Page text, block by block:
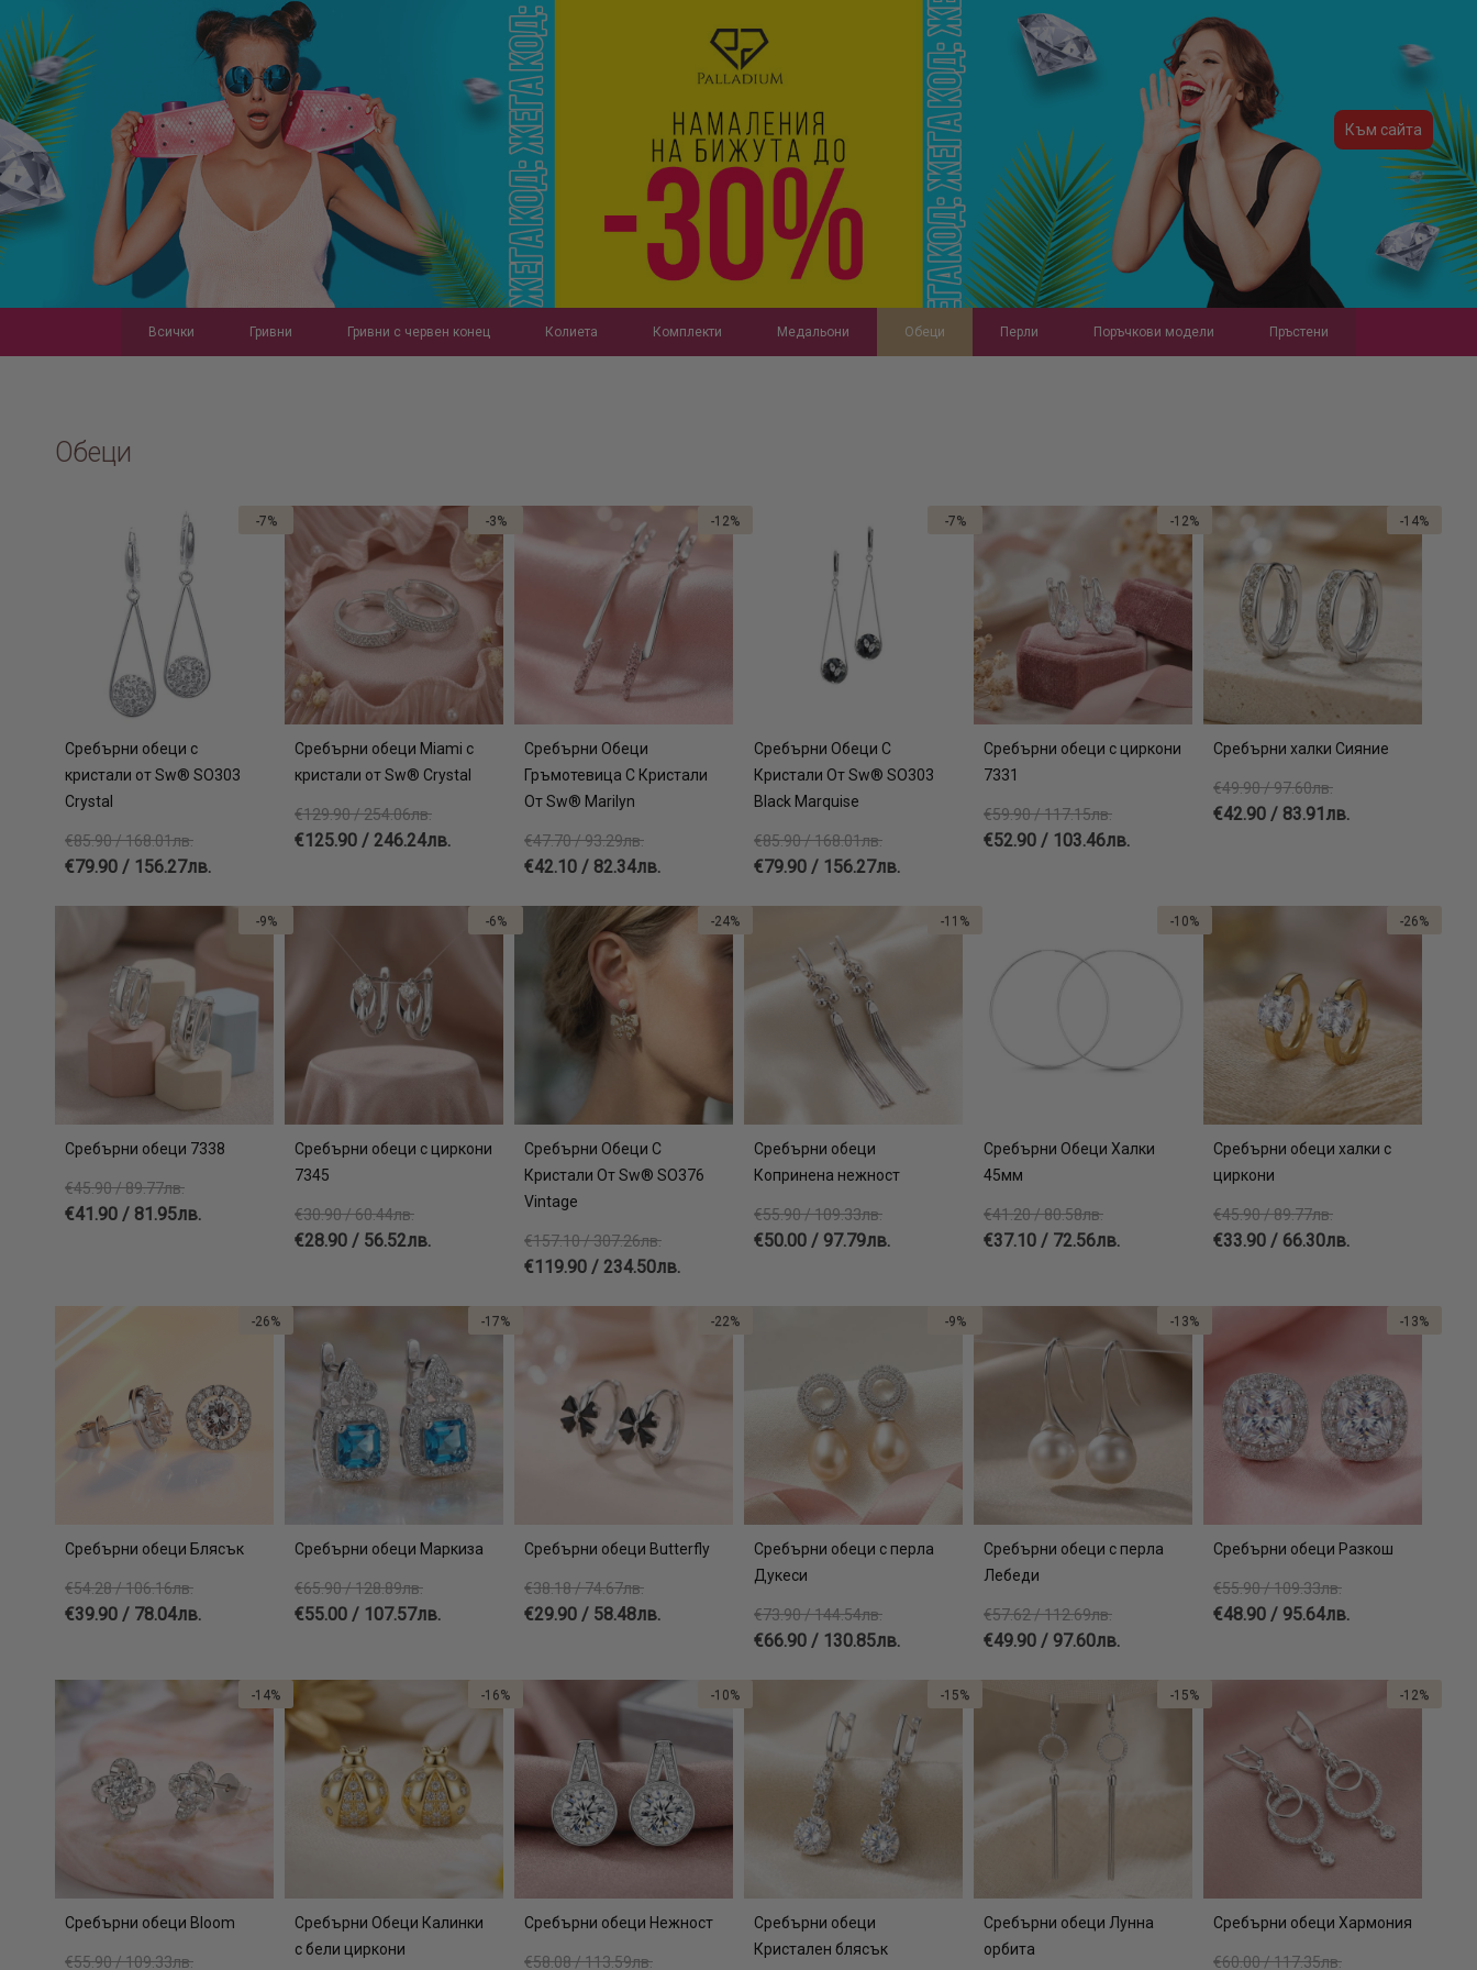
Към сайта
Всички Гривни Гривни с червен конец Колиета Комплекти Медальони Обеци Перли Поръчкови модели Пръстени
Обеци
Сребърни обеци с
кристали от Sw® SO303
Crystal
€85.90 / 168.01лв.
€79.90 / 156.27лв.
-7%
Сребърни обеци Miami с
кристали от Sw® Crystal
€129.90 / 254.06лв.
€125.90 / 246.24лв.
-3%
Сребърни Обеци
Гръмотевица С Кристали
От Sw® Marilyn
€47.70 / 93.29лв.
€42.10 / 82.34лв.
-12%
Сребърни Обеци С
Кристали От Sw® SO303
Black Marquise
€85.90 / 168.01лв.
€79.90 / 156.27лв.
-7%
Сребърни обеци с циркони
7331
€59.90 / 117.15лв.
€52.90 / 103.46лв.
-12%
Сребърни халки Сияние
€49.90 / 97.60лв.
€42.90 / 83.91лв.
-14%
Сребърни обеци 7338
€45.90 / 89.77лв.
€41.90 / 81.95лв.
-9%
Сребърни обеци с циркони
7345
€30.90 / 60.44лв.
€28.90 / 56.52лв.
-6%
Сребърни Обеци С
Кристали От Sw® SO376
Vintage
€157.10 / 307.26лв.
€119.90 / 234.50лв.
-24%
Сребърни обеци
Копринена нежност
€55.90 / 109.33лв.
€50.00 / 97.79лв.
-11%
Сребърни Обеци Халки
45мм
€41.20 / 80.58лв.
€37.10 / 72.56лв.
-10%
Сребърни обеци халки с
циркони
€45.90 / 89.77лв.
€33.90 / 66.30лв.
-26%
Сребърни обеци Блясък
€54.28 / 106.16лв.
€39.90 / 78.04лв.
-26%
Сребърни обеци Маркиза
€65.90 / 128.89лв.
€55.00 / 107.57лв.
-17%
Сребърни обеци Butterfly
€38.18 / 74.67лв.
€29.90 / 58.48лв.
-22%
Сребърни обеци с перла
Дукеси
€73.90 / 144.54лв.
€66.90 / 130.85лв.
-9%
Сребърни обеци с перла
Лебеди
€57.62 / 112.69лв.
€49.90 / 97.60лв.
-13%
Сребърни обеци Разкош
€55.90 / 109.33лв.
€48.90 / 95.64лв.
-13%
Сребърни обеци Bloom
€55.90 / 109.33лв.
-14%
Сребърни Обеци Калинки
с бели циркони
-16%
Сребърни обеци Нежност
€58.08 / 113.59лв.
-10%
Сребърни обеци
Кристален блясък
-15%
Сребърни обеци Лунна
орбита
-15%
Сребърни обеци Хармония
€60.00 / 117.35лв.
-12%